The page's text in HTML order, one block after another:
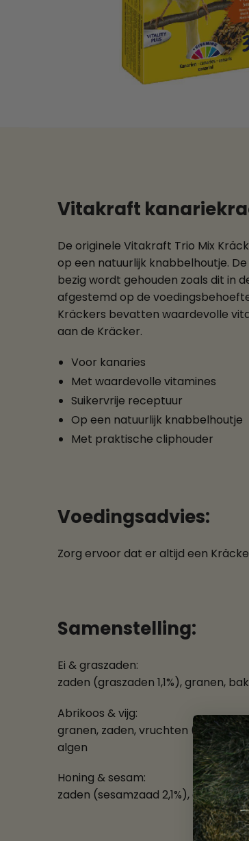
Vitakraft
De originele Vitakraft Trio Mix
op een natuurlijk knabbelhoutje.
bezig wordt gehouden zoals dit in
afgestemd op de
Kräckers bevatten waardevolle
aan de Kräcker.
Voor kanaries
Met waardevolle vitamines
Suikervrije receptuur
Op een natuurlijk knabbelhoutje
Met praktische cliphouder
Voedingsadvies:
Zorg ervoor dat er altijd een
Samenstelling:
Ei & graszaden:
zaden (graszaden 1,1%), granen,
Abrikoos & vijg:
granen, zaden, vruchten (vijg
algen
Honing & sesam:
zaden (sesamzaad 2,1%), granen,